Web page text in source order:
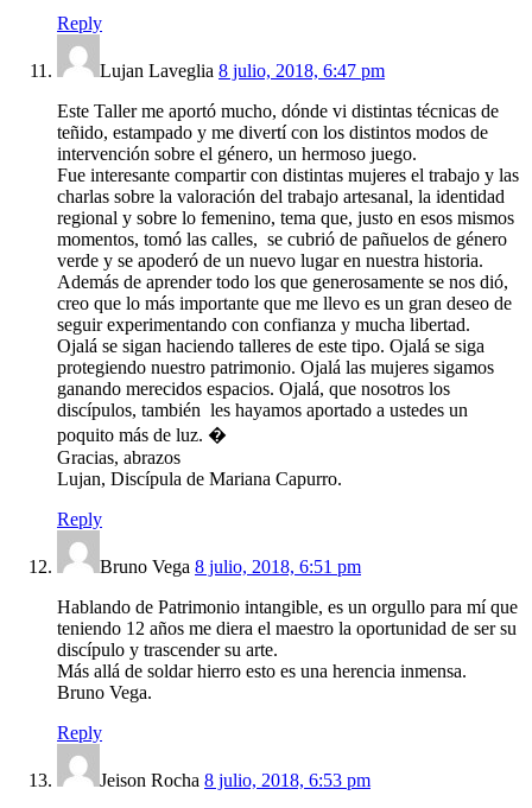
Reply
Lujan Laveglia 8 julio, 2018, 6:47 pm
Este Taller me aportó mucho, dónde vi distintas técnicas de
teñido, estampado y me divertí con los distintos modos de
intervención sobre el género, un hermoso juego.
Fue interesante compartir con distintas mujeres el trabajo y las
charlas sobre la valoración del trabajo artesanal, la identidad
regional y sobre lo femenino, tema que, justo en esos mismos
momentos, tomó las calles, se cubrió de pañuelos de género
verde y se apoderó de un nuevo lugar en nuestra historia.
Además de aprender todo los que generosamente se nos dió,
creo que lo más importante que me llevo es un gran deseo de
seguir experimentando con confianza y mucha libertad.
Ojalá se sigan haciendo talleres de este tipo. Ojalá se siga
protegiendo nuestro patrimonio. Ojalá las mujeres sigamos
ganando merecidos espacios. Ojalá, que nosotros los
discípulos, también les hayamos aportado a ustedes un
poquito más de luz. �
Gracias, abrazos
Lujan, Discípula de Mariana Capurro.
Reply
Bruno Vega 8 julio, 2018, 6:51 pm
Hablando de Patrimonio intangible, es un orgullo para mí que
teniendo 12 años me diera el maestro la oportunidad de ser su
discípulo y trascender su arte.
Más allá de soldar hierro esto es una herencia inmensa.
Bruno Vega.
Reply
Jeison Rocha 8 julio, 2018, 6:53 pm